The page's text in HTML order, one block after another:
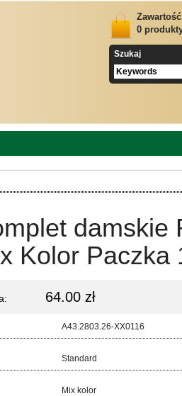
0
Szukaj
damskie
Kolor Paczka
64.00 zł
A43.2803.26-XX0116
Standard
Mix kolor